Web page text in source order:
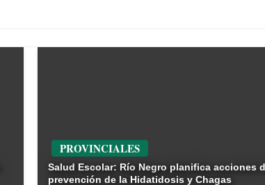
PROVINCIALES
Salud Escolar: Río Negro planifica acciones
prevención de la Hidatidosis y Chagas